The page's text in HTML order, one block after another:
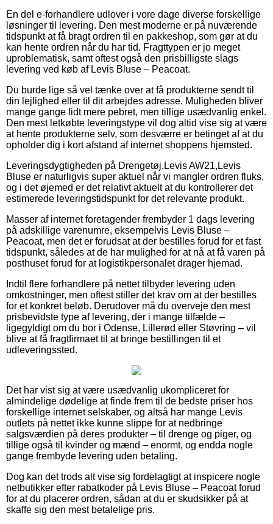
En del e-forhandlere udlover i vore dage diverse forskellige
løsninger til levering. Den mest moderne er på nuværende
tidspunkt at få bragt ordren til en pakkeshop, som gør at du
kan hente ordren når du har tid. Fragttypen er jo meget
uproblematisk, samt oftest også den prisbilligste slags
levering ved køb af Levis Bluse – Peacoat.
Du burde lige så vel tænke over at få produkterne sendt til
din lejlighed eller til dit arbejdes adresse. Muligheden bliver
mange gange lidt mere pebret, men tillige usædvanlig enkel.
Den mest letkøbte leveringstype vil dog altid vise sig at være
at hente produkterne selv, som desværre er betinget af at du
opholder dig i kort afstand af internet shoppens hjemsted.
Leveringsdygtigheden på Drengetøj,Levis AW21,Levis
Bluse er naturligvis super aktuel når vi mangler ordren fluks,
og i det øjemed er det relativt aktuelt at du kontrollerer det
estimerede leveringstidspunkt for det relevante produkt.
Masser af internet foretagender frembyder 1 dags levering
på adskillige varenumre, eksempelvis Levis Bluse –
Peacoat, men det er forudsat at der bestilles forud for et fast
tidspunkt, således at de har mulighed for at nå at få varen på
posthuset forud for at logistikpersonalet drager hjemad.
Indtil flere forhandlere på nettet tilbyder levering uden
omkostninger, men oftest stiller det krav om at der bestilles
for et konkret beløb. Derudover må du overveje den mest
prisbevidste type af levering, der i mange tilfælde –
ligegyldigt om du bor i Odense, Lillerød eller Støvring – vil
blive at få fragtfirmaet til at bringe bestillingen til et
udleveringssted.
Det har vist sig at være usædvanlig ukompliceret for
almindelige dødelige at finde frem til de bedste priser hos
forskellige internet selskaber, og altså har mange Levis
outlets på nettet ikke kunne slippe for at nedbringe
salgsværdien på deres produkter – til drenge og piger, og
tillige også til kvinder og mænd – enormt, og endda nogle
gange frembyde levering uden betaling.
Dog kan det trods alt vise sig fordelagtigt at inspicere nogle
netbutikker efter rabatkoder på Levis Bluse – Peacoat forud
for at du placerer ordren, sådan at du er skudsikker på at
skaffe sig den mest betalelige pris.